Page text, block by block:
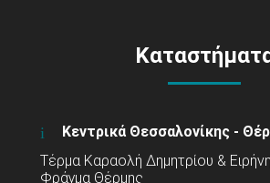
Κεντρικά Θεσσαλονίκης -
Τέρμα Καραολή Δημητρίου &
Φράγμα Θέρμης